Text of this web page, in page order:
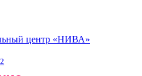
центр «НИВА»